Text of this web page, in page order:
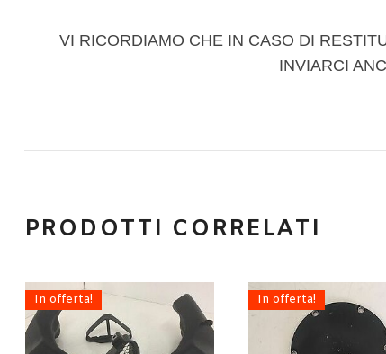
VI RICORDIAMO CHE IN CASO DI
INVIARCI
PRODOTTI CORRELATI
In offerta! In offerta!